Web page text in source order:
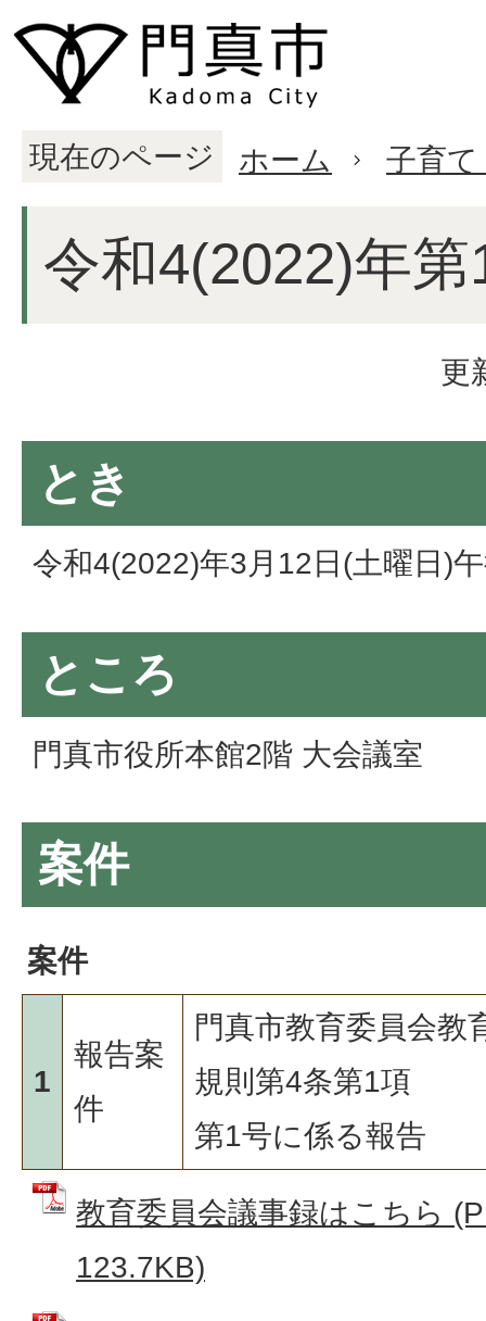
現在のページ ホーム 子育て
令和4(2022)年
更
とき
令和4(2022)年3月12日(土曜日)
ところ
門真市役所本館2階 大会議室
案件
案件
1
報告案
件
門真市教育委員会教
規則第4条第1項
第1号に係る報告
教育委員会議事録はこちら
123.7KB)